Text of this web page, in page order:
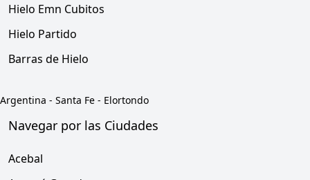
Hielo Emn Cubitos
Hielo Partido
Barras de Hielo
Argentina - Santa Fe - Elortondo
Navegar por las Ciudades
Acebal